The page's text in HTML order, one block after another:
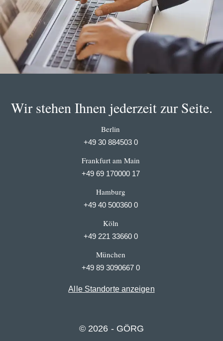
Wir stehen Ihnen jederzeit zur Seite.
Berlin
+49 30 884503 0
Frankfurt am Main
+49 69 170000 17
Hamburg
+49 40 500360 0
Köln
+49 221 33660 0
München
+49 89 3090667 0
Alle Standorte anzeigen
© 2026 - GÖRG